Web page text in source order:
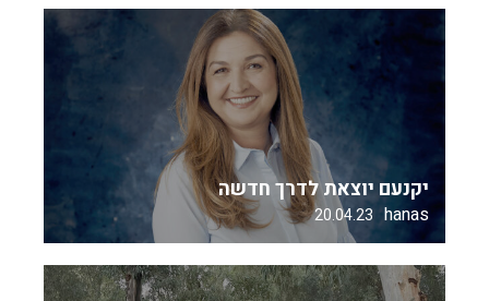
יקנעם יוצאת לדרך חדשה
hanas
20.04.23